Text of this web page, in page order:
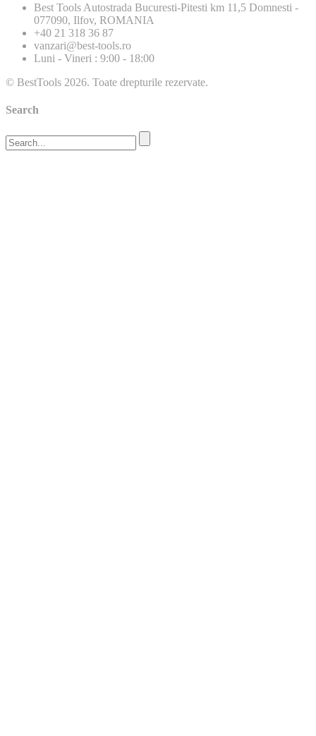
Best Tools Autostrada Bucuresti-Pitesti km 11,5 Domnesti -
077090, Ilfov, ROMANIA
+40 21 318 36 87
vanzari@best-tools.ro
Luni - Vineri : 9:00 - 18:00
© BestTools 2026. Toate drepturile rezervate.
Search